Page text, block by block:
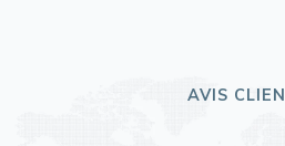
AVIS